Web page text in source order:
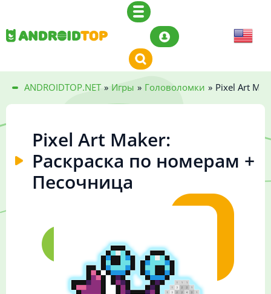
ANDROIDTOP.NET » Игры » Головоломки » Pixel Art
Pixel Art Maker:
Раскраска по номерам +
Песочница